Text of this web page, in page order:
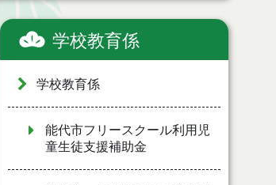
学校教育係
学校教育係
能代市フリースクール利用児
童生徒支援補助金